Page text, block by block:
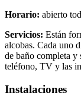
Horario: abierto
Servicios: Están
alcobas. Cada uno
de baño completa y
teléfono, TV y las
Instalaciones